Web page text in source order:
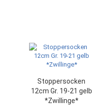
Stoppersocken
12cm Gr. 19-21 gelb
*Zwillinge*